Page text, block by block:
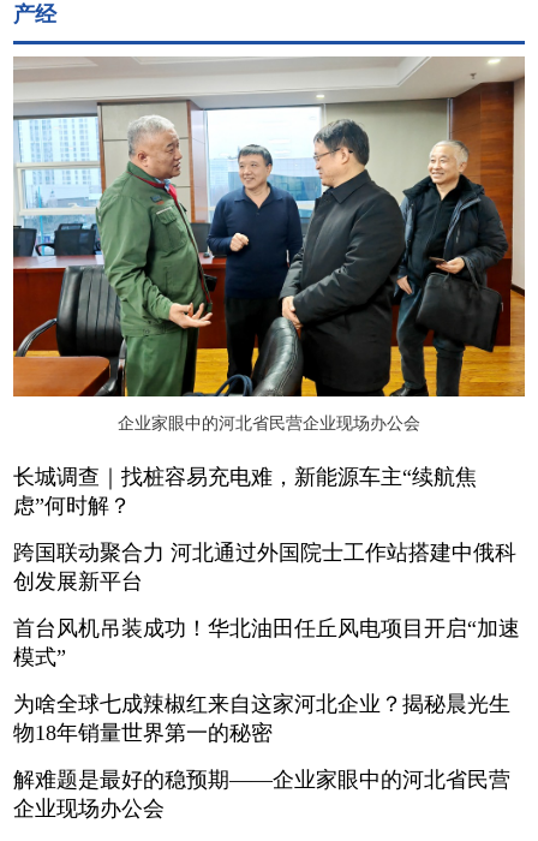
产经
企业家眼中的河北省民营企业现场办公会
长城调查｜找桩容易充电难，新能源车主“续航焦
虑”何时解？
跨国联动聚合力 河北通过外国院士工作站搭建中俄科
创发展新平台
首台风机吊装成功！华北油田任丘风电项目开启“加速
模式”
为啥全球七成辣椒红来自这家河北企业？揭秘晨光生
物18年销量世界第一的秘密
解难题是最好的稳预期——企业家眼中的河北省民营
企业现场办公会